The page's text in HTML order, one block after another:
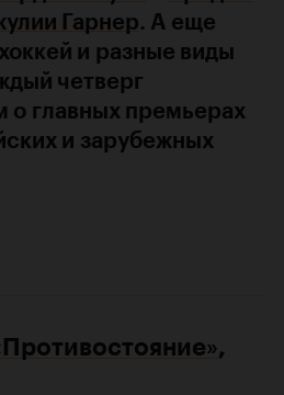
Гарнер. А еще
и разные виды
четверг
о главных премьерах
и зарубежных
,